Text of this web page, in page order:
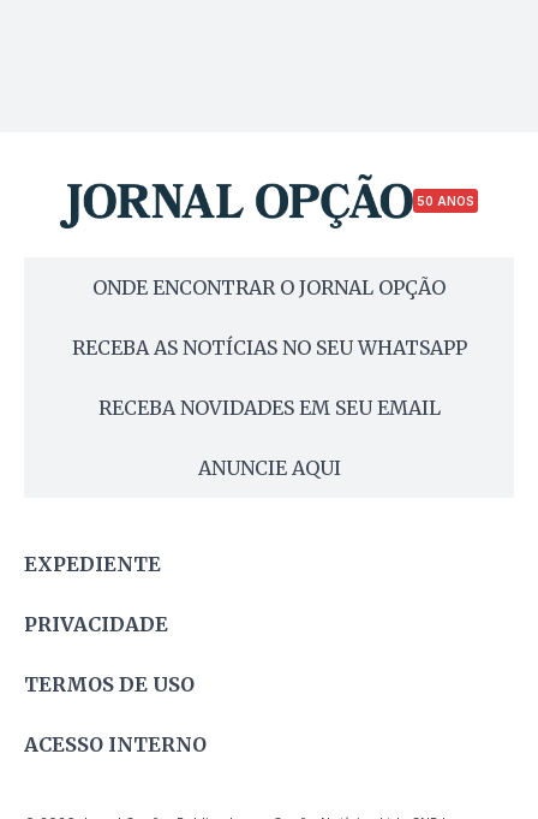
50 ANOS
ONDE ENCONTRAR O JORNAL OPÇÃO
RECEBA AS NOTÍCIAS NO SEU WHATSAPP
RECEBA NOVIDADES EM SEU EMAIL
ANUNCIE AQUI
EXPEDIENTE
PRIVACIDADE
TERMOS DE USO
ACESSO INTERNO